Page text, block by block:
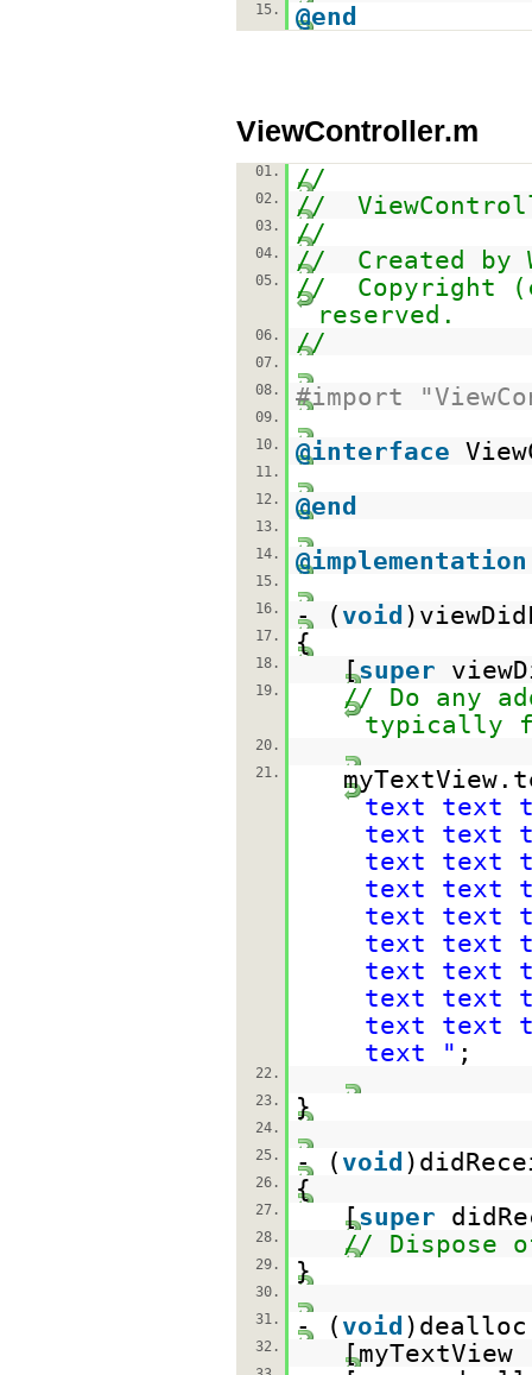
15.
@end
ViewController.m
01. //
02. //
03. //
04. // Created by
05.
// Copyright
reserved.
06. //
07.
08.
#import
09.
10.
@interface
11.
12.
@end
13.
14.
@implementation
15.
16.
- ( void
17. {
18. [super
19.
// Do any
typically
20.
21.
text text
text text
text text
text text
text text
text text
text text
text text
text text
text " ;
22.
23.
}
24.
25.
- ( void
26. {
27. [super
28. // Dispose
29. }
30.
31.
- ( void
32.